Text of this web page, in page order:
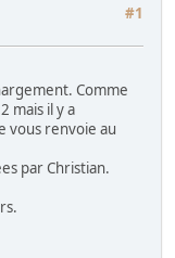
#1
Comme
mais il y a
vous renvoie au
par Christian.